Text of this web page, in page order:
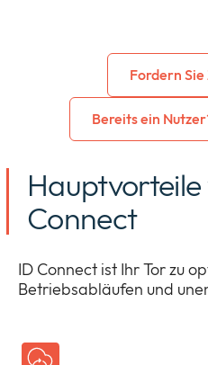
Fordern Sie
Bereits ein
Hauptvorteile
Connect
ID Connect ist Ihr Tor zu
Betriebsabläufen und